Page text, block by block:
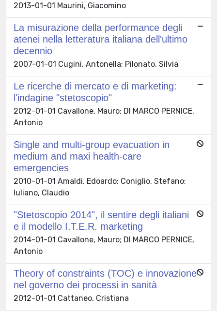
2013-01-01 Maurini, Giacomino
La misurazione della performance degli
atenei nella letteratura italiana dell'ultimo
decennio
2007-01-01 Cugini, Antonella; Pilonato, Silvia
Le ricerche di mercato e di marketing:
l'indagine "stetoscopio"
2012-01-01 Cavallone, Mauro; DI MARCO PERNICE,
Antonio
Single and multi-group evacuation in
medium and maxi health-care
emergencies
2010-01-01 Amaldi, Edoardo; Coniglio, Stefano;
Iuliano, Claudio
"Stetoscopio 2014", il sentire degli italiani
e il modello I.T.E.R. marketing
2014-01-01 Cavallone, Mauro; DI MARCO PERNICE,
Antonio
Theory of constraints (TOC) e innovazione
nel governo dei processi in sanità
2012-01-01 Cattaneo, Cristiana